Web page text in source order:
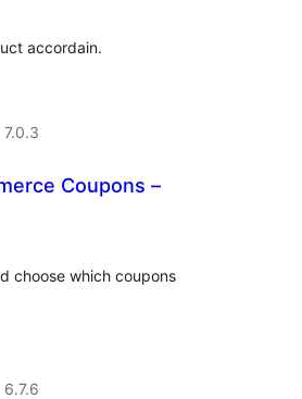
accordain.
7.0.3
Coupons –
choose which coupons
6.7.6